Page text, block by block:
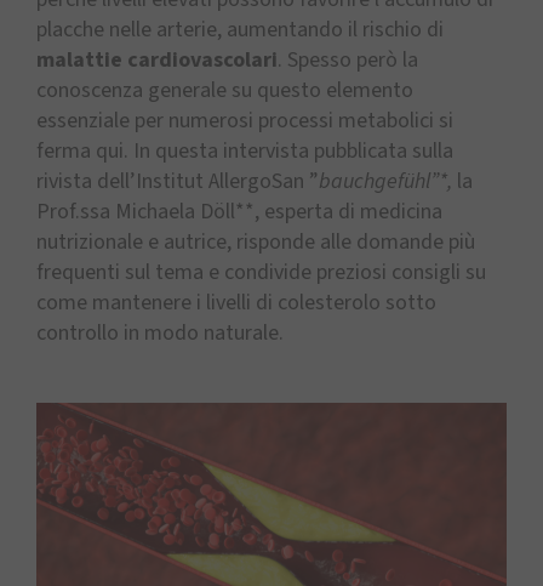
placche nelle arterie, aumentando il rischio di
malattie cardiovascolari. Spesso però la
conoscenza generale su questo elemento
essenziale per numerosi processi metabolici si
ferma qui. In questa intervista pubblicata sulla
rivista dell’Institut AllergoSan ”bauchgefühl”*, la
Prof.ssa Michaela Döll**, esperta di medicina
nutrizionale e autrice, risponde alle domande più
frequenti sul tema e condivide preziosi consigli su
come mantenere i livelli di colesterolo sotto
controllo in modo naturale.